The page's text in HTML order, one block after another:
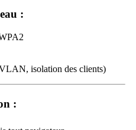
:
isolation des clients)
: